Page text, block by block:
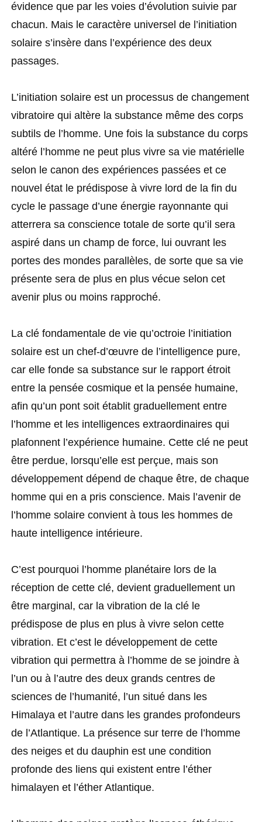
évidence que par les voies d’évolution suivie par
chacun. Mais le caractère universel de l’initiation
solaire s’insère dans l’expérience des deux
passages.
L’initiation solaire est un processus de changement
vibratoire qui altère la substance même des corps
subtils de l’homme. Une fois la substance du corps
altéré l’homme ne peut plus vivre sa vie matérielle
selon le canon des expériences passées et ce
nouvel état le prédispose à vivre lord de la fin du
cycle le passage d’une énergie rayonnante qui
atterrera sa conscience totale de sorte qu’il sera
aspiré dans un champ de force, lui ouvrant les
portes des mondes parallèles, de sorte que sa vie
présente sera de plus en plus vécue selon cet
avenir plus ou moins rapproché.
La clé fondamentale de vie qu’octroie l’initiation
solaire est un chef-d’œuvre de l’intelligence pure,
car elle fonde sa substance sur le rapport étroit
entre la pensée cosmique et la pensée humaine,
afin qu’un pont soit établit graduellement entre
l’homme et les intelligences extraordinaires qui
plafonnent l’expérience humaine. Cette clé ne peut
être perdue, lorsqu’elle est perçue, mais son
développement dépend de chaque être, de chaque
homme qui en a pris conscience. Mais l’avenir de
l’homme solaire convient à tous les hommes de
haute intelligence intérieure.
C’est pourquoi l’homme planétaire lors de la
réception de cette clé, devient graduellement un
être marginal, car la vibration de la clé le
prédispose de plus en plus à vivre selon cette
vibration. Et c’est le développement de cette
vibration qui permettra à l’homme de se joindre à
l’un ou à l’autre des deux grands centres de
sciences de l’humanité, l’un situé dans les
Himalaya et l’autre dans les grandes profondeurs
de l’Atlantique. La présence sur terre de l’homme
des neiges et du dauphin est une condition
profonde des liens qui existent entre l’éther
himalayen et l’éther Atlantique.